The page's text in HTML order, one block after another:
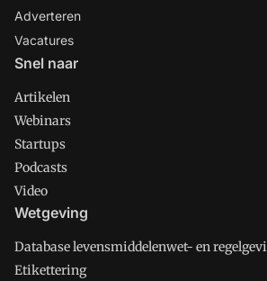
Adverteren
Vacatures
Snel naar
Artikelen
Webinars
Startups
Podcasts
Video
Wetgeving
Database levensmiddelenwet- en
Etikettering